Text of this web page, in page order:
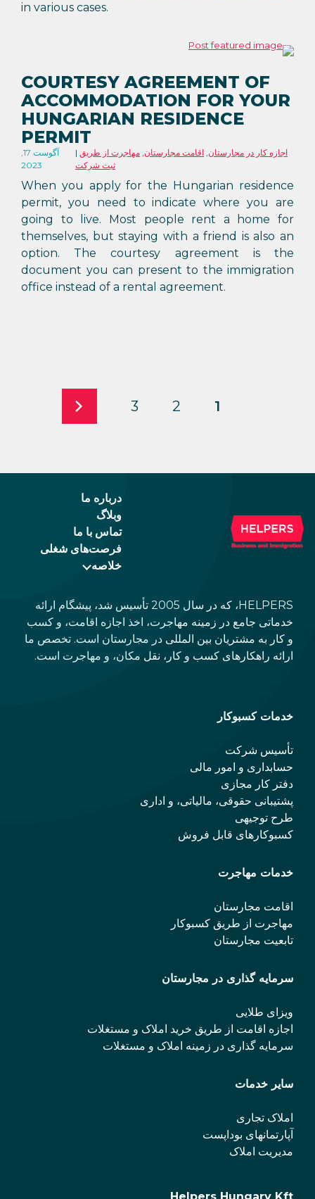
in various cases.
COURTESY AGREEMENT OF
ACCOMMODATION FOR YOUR
HUNGARIAN RESIDENCE
PERMIT
آگوست 17,
2023
اجازه کار در مجارستان, اقامت مجارستان, مهاجرت از طریق
ثبت شرکت
When you apply for the Hungarian residence
permit, you need to indicate where you are
going to live. Most people rent a home for
themselves, but staying with a friend is also an
option. The courtesy agreement is the
document you can present to the immigration
office instead of a rental agreement.
1
2
3
درباره ما
وبلاگ
تماس با ما
فرصت‌های شغلی
خلاصه
HELPERS، که در سال 2005 تأسیس شد، پیشگام ارائه
خدماتی جامع در زمینه مهاجرت، اخذ اجازه اقامت، و کسب
و کار به مشتریان بین المللی در مجارستان است. تخصص ما
ارائه راهکارهای کسب و کار، نقل مکان، و مهاجرت است.
خدمات کسبوکار
تأسیس شرکت
حسابداری و امور مالی
دفتر کار مجازی
پشتیبانی حقوقی، مالیاتی، و اداری
طرح توجیهی
کسبوکارهای قابل فروش
خدمات مهاجرت
اقامت مجارستان
مهاجرت از طریق کسبوکار
تابعیت مجارستان
سرمایه گذاری در مجارستان
ویزای طلایی
اجازه اقامت از طریق خرید املاک و مستغلات
سرمایه گذاری در زمینه املاک و مستغلات
سایر خدمات
املاک تجاری
آپارتمانهای بوداپست
مدیریت املاک